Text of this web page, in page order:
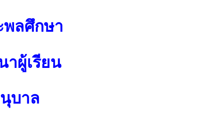
ลศึกษา
ผู้เรียน
บาล